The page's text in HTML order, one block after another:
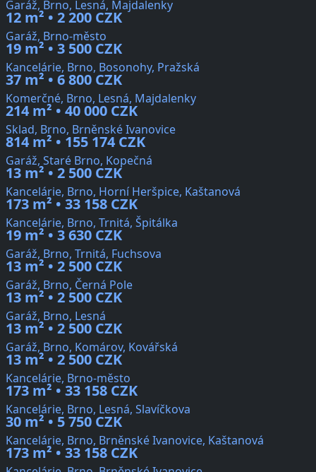
Garáž, Brno, Lesná, Majdalenky
12 m² • 2 200 CZK
Garáž, Brno-město
19 m² • 3 500 CZK
Kancelárie, Brno, Bosonohy, Pražská
37 m² • 6 800 CZK
Komerčné, Brno, Lesná, Majdalenky
214 m² • 40 000 CZK
Sklad, Brno, Brněnské Ivanovice
814 m² • 155 174 CZK
Garáž, Staré Brno, Kopečná
13 m² • 2 500 CZK
Kancelárie, Brno, Horní Heršpice, Kaštanová
173 m² • 33 158 CZK
Kancelárie, Brno, Trnitá, Špitálka
19 m² • 3 630 CZK
Garáž, Brno, Trnitá, Fuchsova
13 m² • 2 500 CZK
Garáž, Brno, Černá Pole
13 m² • 2 500 CZK
Garáž, Brno, Lesná
13 m² • 2 500 CZK
Garáž, Brno, Komárov, Kovářská
13 m² • 2 500 CZK
Kancelárie, Brno-město
173 m² • 33 158 CZK
Kancelárie, Brno, Lesná, Slavíčkova
30 m² • 5 750 CZK
Kancelárie, Brno, Brněnské Ivanovice, Kaštanová
173 m² • 33 158 CZK